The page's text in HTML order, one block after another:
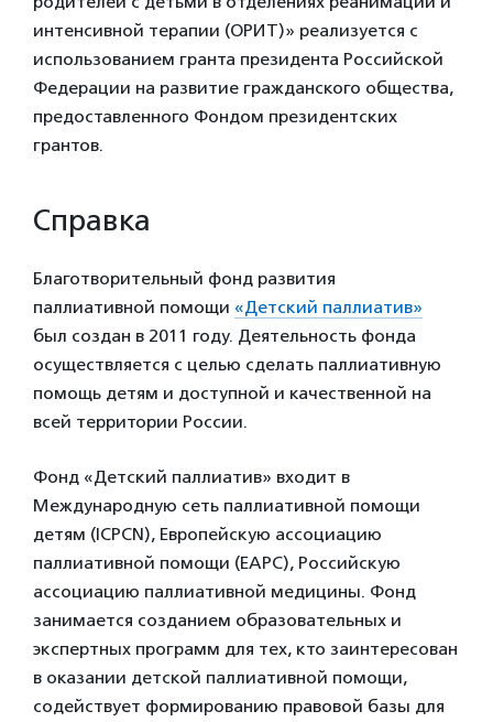
интенсивной терапии (ОРИТ)» реализуется с
использованием гранта президента Российской
Федерации на развитие гражданского общества,
предоставленного Фондом президентских
грантов.
Справка
Благотворительный фонд развития
паллиативной помощи «Детский паллиатив»
был создан в 2011 году. Деятельность фонда
осуществляется с целью сделать паллиативную
помощь детям и доступной и качественной на
всей территории России.
Фонд «Детский паллиатив» входит в
Международную сеть паллиативной помощи
детям (ICPCN), Европейскую ассоциацию
паллиативной помощи (EAPC), Российскую
ассоциацию паллиативной медицины. Фонд
занимается созданием образовательных и
экспертных программ для тех, кто заинтересован
в оказании детской паллиативной помощи,
содействует формированию правовой базы для